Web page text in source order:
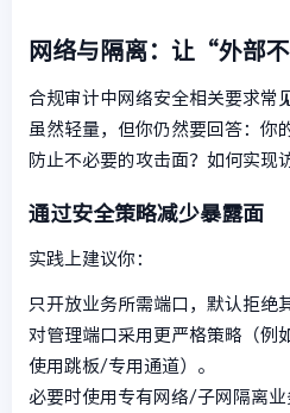
网络与隔离：让“外部
合规审计中网络安全相关要求常
虽然轻量，但你仍然要回答：你
防止不必要的攻击面？如何实现
通过安全策略减少暴露面
实践上建议你：
只开放业务所需端口，默认拒绝
对管理端口采用更严格策略（例
使用跳板/专用通道）。
必要时使用专有网络/子网隔离业